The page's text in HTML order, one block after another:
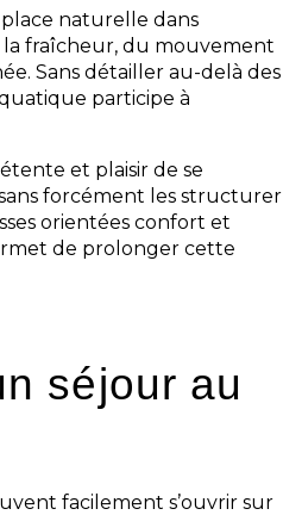
naturelle dans
la fraîcheur, du mouvement
Sans détailler au-delà des
participe à
et plaisir de se
forcément les structurer
orientées confort et
de prolonger cette
séjour au
facilement s’ouvrir sur